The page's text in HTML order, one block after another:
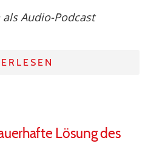
Audio-Podcast
Lösung des